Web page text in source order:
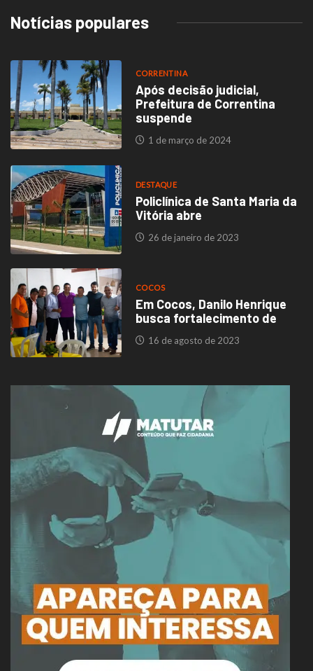
Notícias populares
CORRENTINA
Após decisão judicial,
Prefeitura de Correntina
suspende
1 de março de 2024
DESTAQUE
Policlínica de Santa Maria da
Vitória abre
26 de janeiro de 2023
COCOS
Em Cocos, Danilo Henrique
busca fortalecimento de
16 de agosto de 2023